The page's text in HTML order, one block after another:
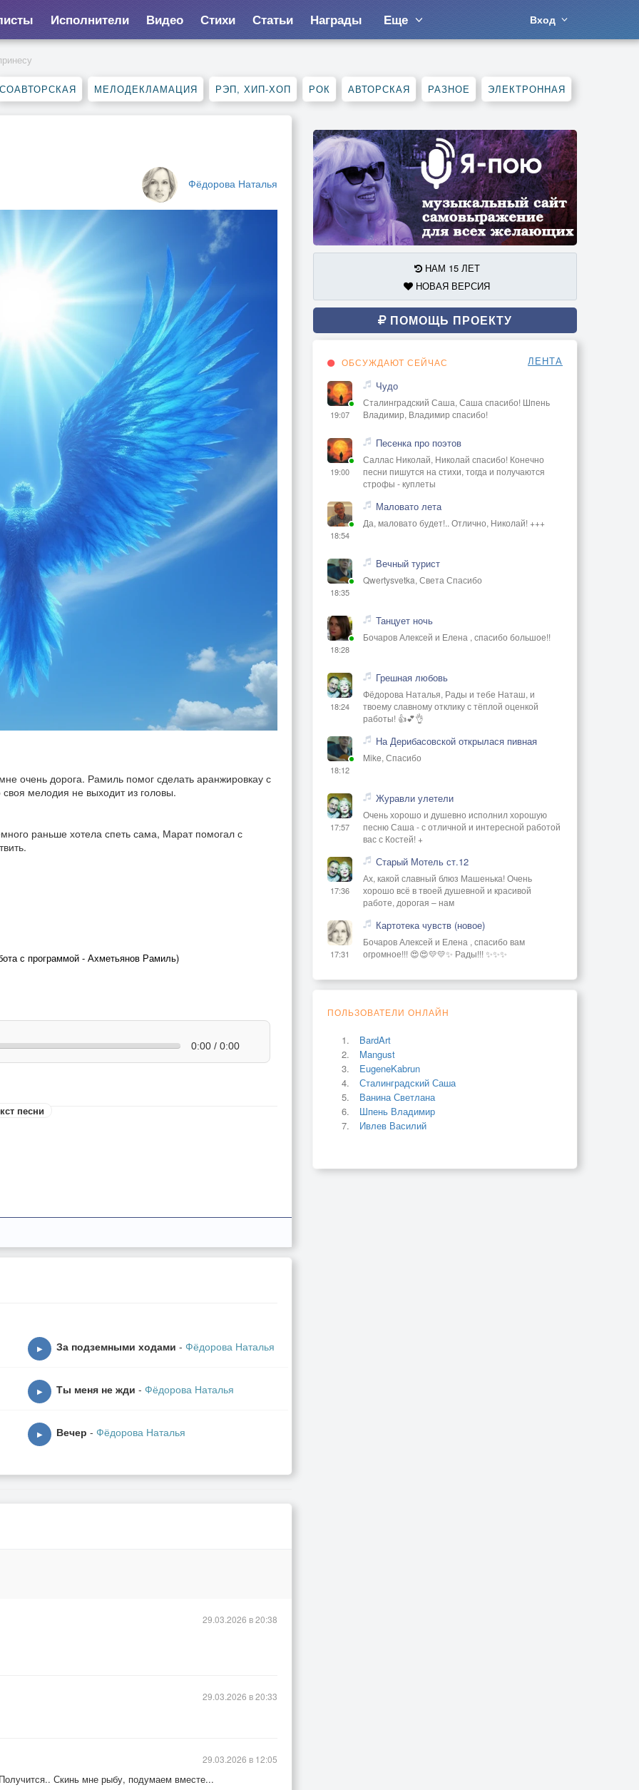
Исполнители Видео Стихи Статьи Награды Еще Вход
СОАВТОРСКАЯ МЕЛОДЕКЛАМАЦИЯ РЭП, ХИП-ХОП РОК АВТОРСКАЯ РАЗНОЕ ЭЛЕКТРОННАЯ
Фёдорова Наталья
очень дорога. Рамиль помог сделать аранжировкау с
мелодия не выходит из головы.
раньше хотела спеть сама, Марат помогал с
с программой - Ахметьянов Рамиль)
0:00 / 0:00
песни
▶ За подземными ходами - Фёдорова Наталья
▶ Ты меня не жди - Фёдорова Наталья
▶ Вечер - Фёдорова Наталья
29.03.2026 в 20:38
29.03.2026 в 20:33
Скинь мне рыбу, подумаем вместе...
29.03.2026 в 12:05
НАМ 15 ЛЕТ
НОВАЯ ВЕРСИЯ
ПОМОЩЬ ПРОЕКТУ
ОБСУЖДАЮТ СЕЙЧАС ЛЕНТА
19:07
Чудо
Сталинградский Саша, Саша спасибо! Шпень
Владимир, Владимир спасибо!
19:00
Песенка про поэтов
Саллас Николай, Николай спасибо! Конечно
песни пишутся на стихи, тогда и получаются
строфы - куплеты
18:54
Маловато лета
Да, маловато будет!.. Отлично, Николай! +++
18:35
Вечный турист
Qwertysvetka, Света Спасибо
18:28
Танцует ночь
Бочаров Алексей и Елена , спасибо большое!!
18:24
Грешная любовь
Фёдорова Наталья, Рады и тебе Наташ, и
твоему славному отклику с тёплой оценкой
работы! 👍💕👌
18:12
На Дерибасовской открылася пивная
Mike, Спасибо
17:57
Журавли улетели
Очень хорошо и душевно исполнил хорошую
песню Саша - с отличной и интересной работой
вас с Костей! +
17:36
Старый Мотель ст.12
Ах, какой славный блюз Машенька! Очень
хорошо всё в твоей душевной и красивой
работе, дорогая – нам
17:31
Картотека чувств (новое)
Бочаров Алексей и Елена , спасибо вам
огромное!!! 😍😍💛💛✨ Рады!!! ✨✨✨
ПОЛЬЗОВАТЕЛИ ОНЛАЙН
BardArt
Mangust
EugeneKabrun
Сталинградский Саша
Ванина Светлана
Шпень Владимир
Ивлев Василий